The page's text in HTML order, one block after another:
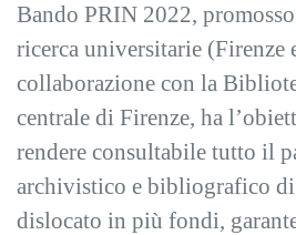
Bando PRIN 2022,
ricerca universitarie (Firenze
collaborazione con la
centrale di Firenze, ha
rendere consultabile tutto il
archivistico e bibliografico di
dislocato in più fondi,